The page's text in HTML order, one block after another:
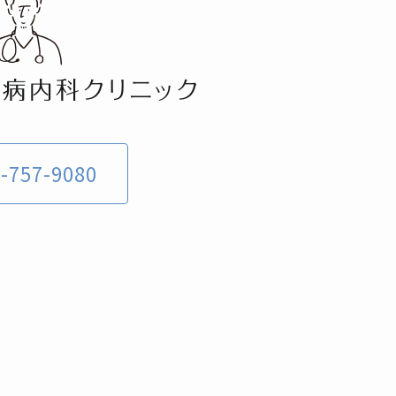
757-9080